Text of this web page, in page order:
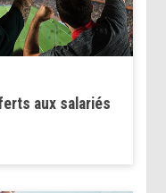
aux salariés